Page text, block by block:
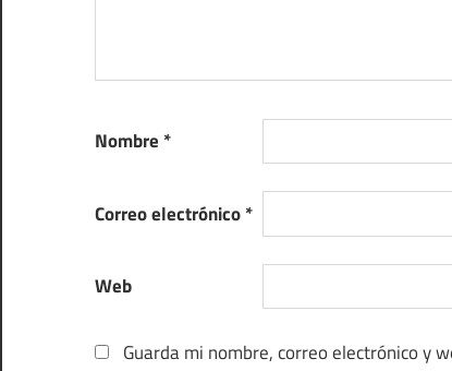
Nombre *
Correo electrónico*
Web
Guarda mi nombre, correo electrónico y